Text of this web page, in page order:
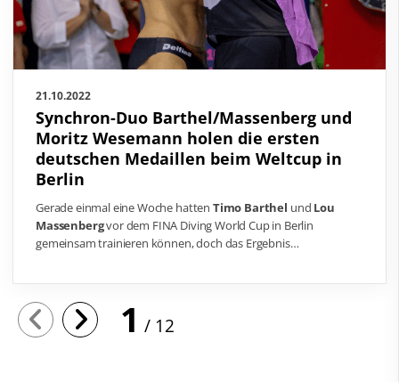
21.10.2022
Synchron-Duo Barthel/Massenberg und
Moritz Wesemann holen die ersten
deutschen Medaillen beim Weltcup in
Berlin
Gerade einmal eine Woche hatten Timo Barthel und Lou
Massenbergvor dem FINA Diving World Cup in Berlin
gemeinsam trainieren können, doch das Ergebnis…
1 12